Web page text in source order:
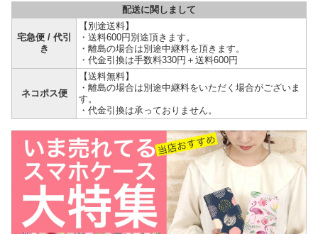
配送に関しまして
宅急便 / 代引
き
【別途送料】
・送料600円別途頂きます。
・離島の場合は別途中継料を頂きます。
・代金引換は手数料330円＋送料600円
ネコポス便
【送料無料】
・離島の場合は別途中継料をいただく場合がございま
す。
・代金引換は承っておりません。